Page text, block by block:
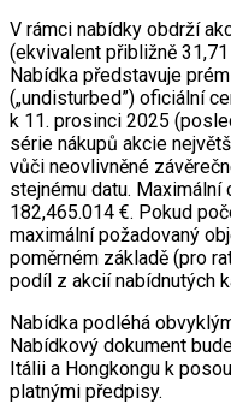
V rámci nabídky obdrží
(ekvivalent přibližně
Nabídka představuje
(„undisturbed”) oficiální
k 11. prosinci 2025
série nákupů akcie
vůči neovlivněné
stejnému datu.
182,465.014 €. Pokud
maximální požadovaný
poměrném základě (pro
podíl z akcií nabídnutých
Nabídka podléhá
Nabídkový dokument
Itálii a Hongkongu k
platnými předpisy.